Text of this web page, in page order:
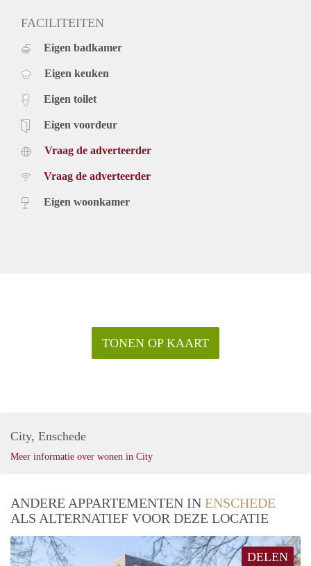
FACILITEITEN
Eigen badkamer
Eigen keuken
Eigen toilet
Eigen voordeur
Vraag de adverteerder
Vraag de adverteerder
Eigen woonkamer
TONEN OP KAART
City, Enschede
Meer informatie over wonen in City
ANDERE APPARTEMENTEN IN ENSCHEDE
ALS ALTERNATIEF VOOR DEZE LOCATIE
DELEN